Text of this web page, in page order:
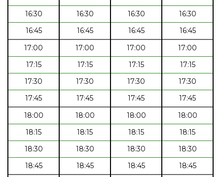
16:30
16:30 16:30
16:30
16:45
16:45 16:45
16:45
17:00
17:00 17:00
17:00
17:15
17:15 17:15
17:15
17:30
17:30 17:30
17:30
17:45
17:45 17:45
17:45
18:00
18:00 18:00
18:00
18:15
18:15 18:15
18:15
18:30
18:30 18:30
18:30
18:45
18:45 18:45
18:45